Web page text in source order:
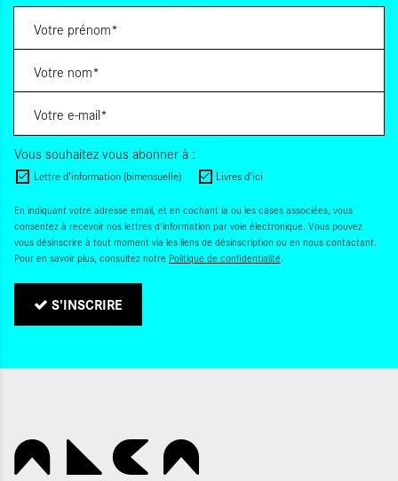
Vous souhaitez vous abonner à :
Lettre d'information (bimensuelle) Livres d'ici
En indiquant votre adresse email, et en cochant la ou les cases associées, vous
consentez à recevoir nos lettres d'information par voie électronique. Vous pouvez
vous désinscrire à tout moment via les liens de désinscription ou en nous contactant.
Pour en savoir plus, consultez notre Politique de confidentialité.
S'INSCRIRE